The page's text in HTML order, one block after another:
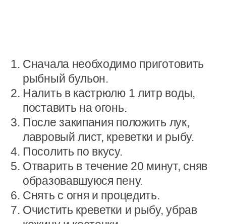
Сначала необходимо приготовить
рыбный бульон.
Налить в кастрюлю 1 литр воды,
поставить на огонь.
После закипания положить лук,
лавровый лист, креветки и рыбу.
Посолить по вкусу.
Отварить в течение 20 минут, сняв
образовавшуюся пену.
Снять с огня и процедить.
Очистить креветки и рыбу, убрав